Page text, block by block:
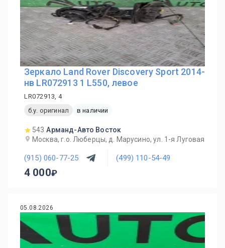
Зеркало Land Rover Discovery Sport 2014-
нв LR072913 1 L550, левое
LR072913, 4
б.у. оригинал
в наличии
543 Арманд-Авто Восток
Москва, г.о. Люберцы, д. Марусино, ул. 1-я Луговая
(915) 060-77-25 (499) 110-54-49
4 000
05.08.2026